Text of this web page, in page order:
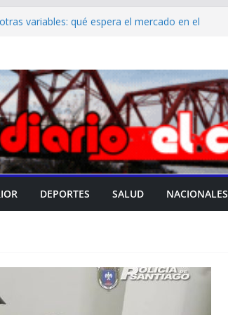
variables: qué espera el mercado en el
Suárez convocó a una reunión de
en Casa de Gobierno
los trabajos de limpieza urbana en
de la ciudad
su liderazgo en la promoción de la
y atención materno infantil de calidad
DEPORTES SALUD NACIONALES